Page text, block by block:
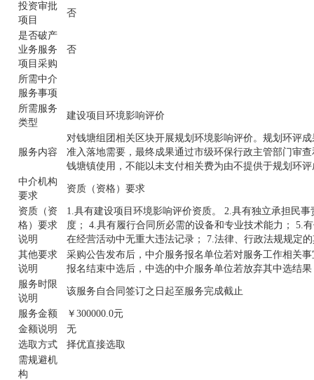
投资审批
项目
否
是否破产
业务服务
项目采购
否
所需中介
服务事项
所需服务
类型
建设项目环境影响评价
服务内容
对钱塘组团相关区块开展规划环境影响评价。规划环评
准入落地需要，最终成果通过市级环保行政主管部门审
钱塘镇使用，不能以未支付相关费为由不提供于规划环
中介机构
要求
资质（资格）要求
资质（资
格）要求
说明
1.具有建设项目环境影响评价资质。 2.具有独立承担民
度； 4.具有履行合同所必需的设备和专业技术能力； 5.
在经营活动中无重大违法记录； 7.法律、行政法规规定
其他要求
说明
采购公告发布后，中介服务报名单位若对服务工作相关
报名结束中选后，中选的中介服务单位若放弃其中选结
服务时限
说明
该服务自合同签订之日起至服务完成截止
服务金额
￥300000.0元
金额说明
无
选取方式
择优直接选取
需规避机
构